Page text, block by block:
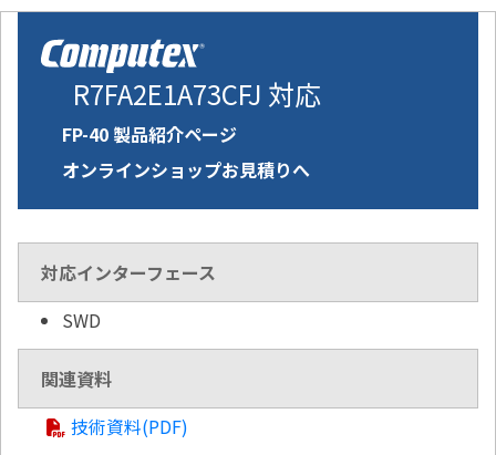
R7FA2E1A73CFJ 対応
FP-40 製品紹介ページ
オンラインショップお見積りへ
対応インターフェース
SWD
関連資料
技術資料(PDF)